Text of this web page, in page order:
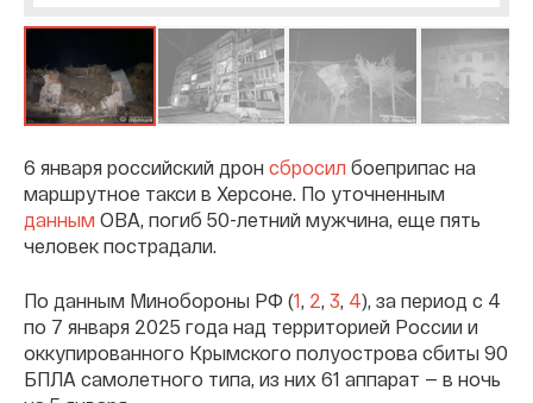
6 января российский дрон сбросил боеприпас на
маршрутное такси в Херсоне. По уточненным
данным ОВА, погиб 50-летний мужчина, еще пять
человек пострадали.
По данным Минобороны РФ (1, 2, 3, 4), за период с 4
по 7 января 2025 года над территорией России и
оккупированного Крымского полуострова сбиты 90
БПЛА самолетного типа, из них 61 аппарат — в ночь